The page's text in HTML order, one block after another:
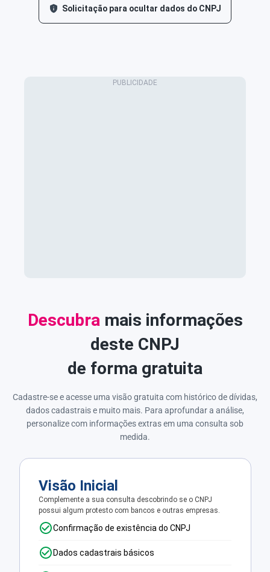
Solicitação para ocultar dados do CNPJ
Descubra mais informações
deste CNPJ
de forma gratuita
Cadastre-se e acesse uma visão gratuita com histórico de dívidas,
dados cadastrais e muito mais. Para aprofundar a análise,
personalize com informações extras em uma consulta sob
medida.
Visão Inicial
Complemente a sua consulta descobrindo se o CNPJ
possui algum protesto com bancos e outras empresas.
Confirmação de existência do CNPJ
Dados cadastrais básicos